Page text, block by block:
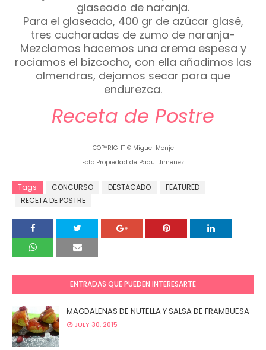
glaseado de naranja.
Para el glaseado, 400 gr de azúcar glasé,
tres cucharadas de zumo de naranja-
Mezclamos hacemos una crema espesa y
rociamos el bizcocho, con ella añadimos las
almendras, dejamos secar para que
endurezca.
Receta de Postre
COPYRIGHT © Miguel Monje
Foto Propiedad de Paqui Jimenez
Tags CONCURSO DESTACADO
FEATURED
RECETA DE POSTRE
ENTRADAS QUE PUEDEN INTERESARTE
MAGDALENAS DE NUTELLA Y SALSA DE FRAMBUESA
JULY 30, 2015